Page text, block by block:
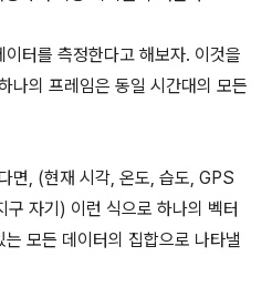
터를 측정한다고 해보자. 이것을
나의 프레임은 동일 시간대의 모든
면, (현재 시각, 온도, 습도, GPS
자기) 이런 식으로 하나의 벡터
모든 데이터의 집합으로 나타낼